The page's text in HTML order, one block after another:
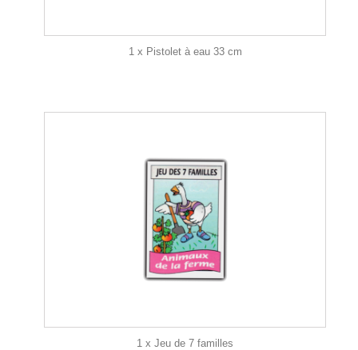
1 x Pistolet à eau 33 cm
1 x Jeu de 7 familles